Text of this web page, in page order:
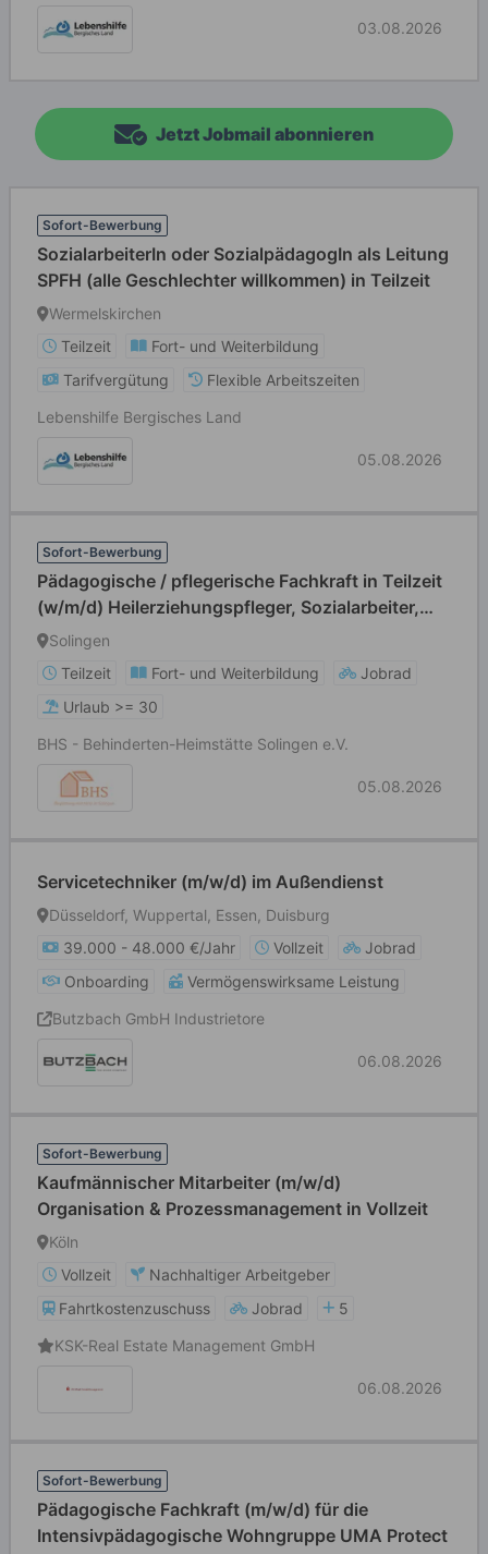
03.08.2026
Jetzt Jobmail abonnieren
Sofort-Bewerbung
SozialarbeiterIn oder SozialpädagogIn als Leitung
SPFH (alle Geschlechter willkommen) in Teilzeit
Wermelskirchen
Teilzeit
Fort- und Weiterbildung
Tarifvergütung
Flexible Arbeitszeiten
Lebenshilfe Bergisches Land
05.08.2026
Sofort-Bewerbung
Pädagogische / pflegerische Fachkraft in Teilzeit
(w/m/d) Heilerziehungspfleger, Sozialarbeiter,
Sozialpädagoge, Erzieher, Gesundheits- und
Solingen
Teilzeit
Fort- und Weiterbildung
Jobrad
Urlaub >= 30
BHS - Behinderten-Heimstätte Solingen e.V.
05.08.2026
Servicetechniker (m/w/d) im Außendienst
Düsseldorf, Wuppertal, Essen, Duisburg
39.000 - 48.000 €/Jahr
Vollzeit
Jobrad
Onboarding
Vermögenswirksame Leistung
Butzbach GmbH Industrietore
06.08.2026
Sofort-Bewerbung
Kaufmännischer Mitarbeiter (m/w/d)
Organisation & Prozessmanagement in Vollzeit
Köln
Vollzeit
Nachhaltiger Arbeitgeber
Fahrtkostenzuschuss
Jobrad
5
KSK-Real Estate Management GmbH
06.08.2026
Sofort-Bewerbung
Pädagogische Fachkraft (m/w/d) für die
Intensivpädagogische Wohngruppe UMA Protect